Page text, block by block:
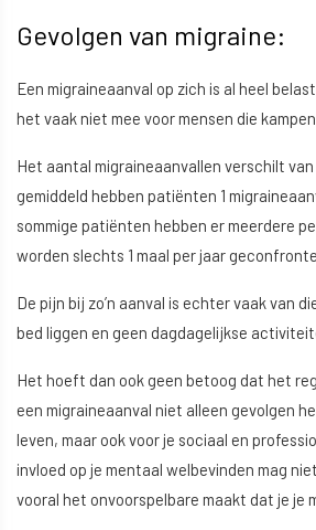
Gevolgen van migraine:
Een migraineaanval op zich is al heel
het vaak niet mee voor mensen die
Het aantal migraineaanvallen verschilt
gemiddeld hebben patiënten 1
sommige patiënten hebben er meerdere
worden slechts 1 maal per jaar
De pijn bij zo’n aanval is echter vaak van
bed liggen en geen dagdagelijkse
Het hoeft dan ook geen betoog dat het
een migraineaanval niet alleen gevolgen
leven, maar ook voor je sociaal en
invloed op je mentaal welbevinden mag
vooral het onvoorspelbare maakt dat je je